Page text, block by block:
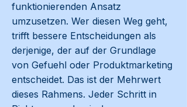
funktionierenden Ansatz
umzusetzen. Wer diesen Weg geht,
trifft bessere Entscheidungen als
derjenige, der auf der Grundlage
von Gefuehl oder Produktmarketing
entscheidet. Das ist der Mehrwert
dieses Rahmens. Jeder Schritt in